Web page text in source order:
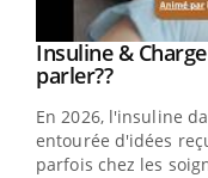
Youtube
Insuline &
parler??Youtube
En 2026, l'insuline
entourée d'idées
parfois chez les